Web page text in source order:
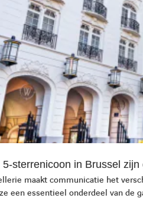
5‑sterrenicoon in Brussel
maakt communicatie het
een essentieel onderdeel van de